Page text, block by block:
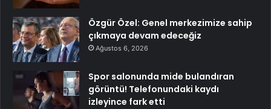
Özgür Özel: Genel merkezimize sahip
çıkmaya devam edeceğiz
Ağustos 6, 2026
Spor salonunda mide bulandıran
görüntü! Telefonundaki kaydı
izleyince fark etti